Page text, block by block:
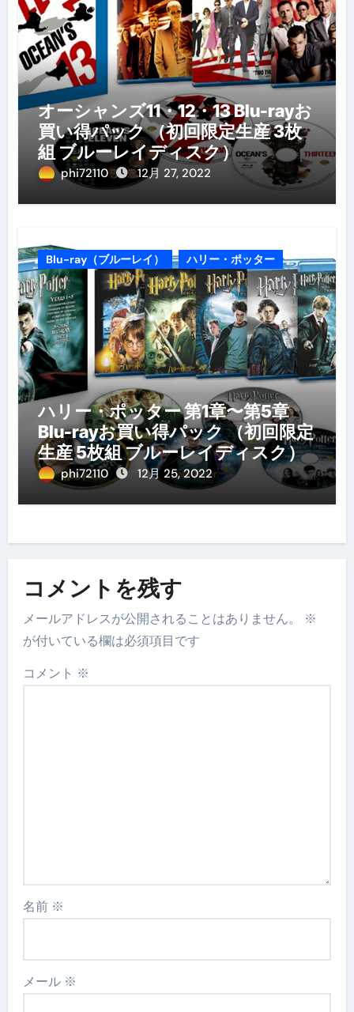
オーシャンズ11・12・13 Blu-rayお
買い得パック （初回限定生産 3枚
組 ブルーレイディスク）
phi72110 12月 27, 2022
Blu-ray（ブルーレイ） ハリー・ポッター
ハリー・ポッター 第1章〜第5章
Blu-rayお買い得パック （初回限定
生産 5枚組 ブルーレイディスク）
phi72110 12月 25, 2022
コメントを残す
メールアドレスが公開されることはありません。
※
が付いている欄は必須項目です
コメント ※
名前 ※
メール ※